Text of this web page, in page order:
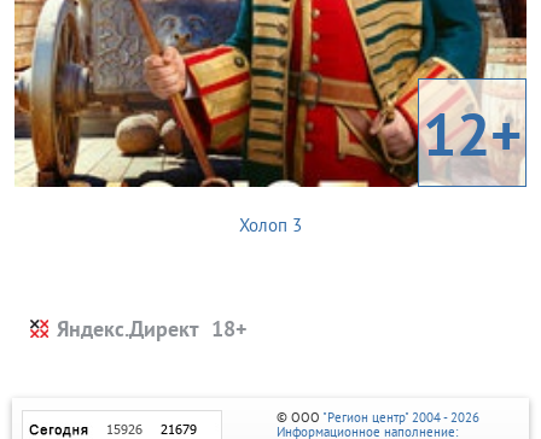
12+
Холоп 3
Яндекс.Директ
© ООО "Регион центр" 2004 - 2026
Информационное наполнение: